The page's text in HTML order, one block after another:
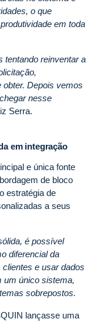
o que
em toda
tentando reinventar a
obter. Depois vemos
nesse
Serra.
em integração
e única fonte
de bloco
estratégia de
a seus
é possível
diferencial da
e usar dados
um único sistema,
sobrepostos.
lançasse uma